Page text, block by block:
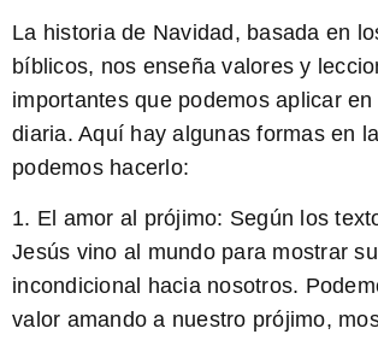
La historia de Navidad, basada en
bíblicos, nos enseña valores y
importantes que podemos aplicar
diaria. Aquí hay algunas formas en
podemos hacerlo:
1. El amor al prójimo: Según los
Jesús vino al mundo para mostrar
incondicional hacia nosotros.
valor amando a nuestro prójimo,